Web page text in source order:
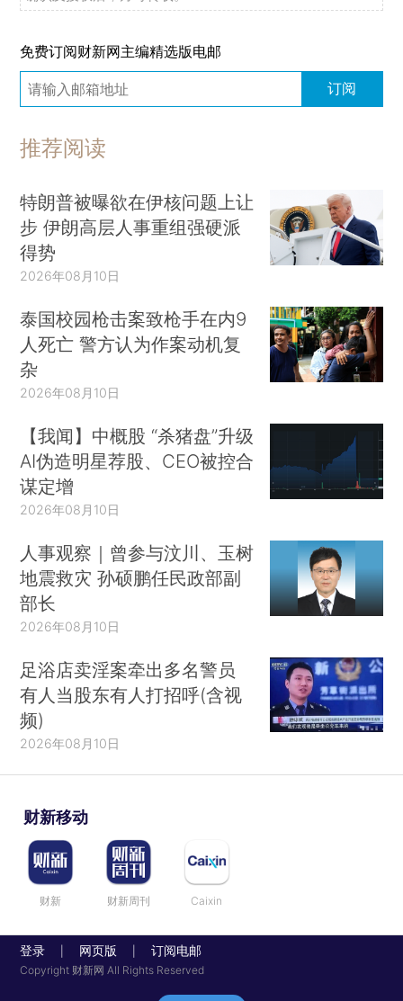
免费订阅财新网主编精选版电邮
订阅
推荐阅读
特朗普被曝欲在伊核问题上让
步 伊朗高层人事重组强硬派
得势
2026年08月10日
泰国校园枪击案致枪手在内9
人死亡 警方认为作案动机复
杂
2026年08月10日
【我闻】中概股 “杀猪盘”升级
AI伪造明星荐股、CEO被控合
谋定增
2026年08月10日
人事观察｜曾参与汶川、玉树
地震救灾 孙硕鹏任民政部副
部长
2026年08月10日
足浴店卖淫案牵出多名警员
有人当股东有人打招呼(含视
频)
2026年08月10日
财新移动
财新 财新周刊 Caixin
登录 网页版 订阅电邮
Copyright 财新网 All Rights Reserved